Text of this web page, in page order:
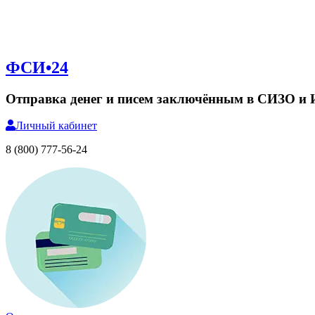
ФСИ•24
Отправка денег и писем заключённым в СИЗО и
Личный кабинет
8 (800) 777-56-24